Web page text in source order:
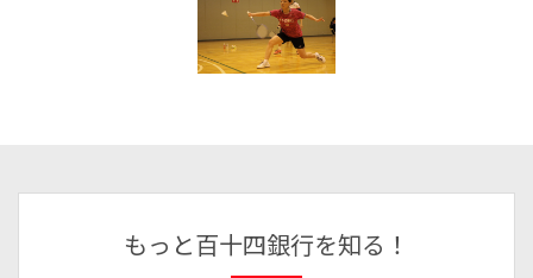
もっと百十四銀行を知る！